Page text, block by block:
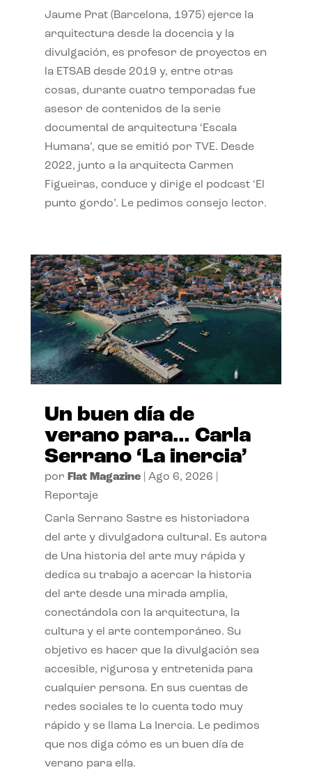
Jaume Prat (Barcelona, 1975) ejerce la
arquitectura desde la docencia y la
divulgación, es profesor de proyectos en
la ETSAB desde 2019 y, entre otras
cosas, durante cuatro temporadas fue
asesor de contenidos de la serie
documental de arquitectura ‘Escala
Humana’, que se emitió por TVE. Desde
2022, junto a la arquitecta Carmen
Figueiras, conduce y dirige el podcast ‘El
punto gordo’. Le pedimos consejo lector.
Un buen día de
verano para… Carla
Serrano ‘La inercia’
por Flat Magazine| Ago 6, 2026
Reportaje
Carla Serrano Sastre es historiadora
del arte y divulgadora cultural. Es autora
de Una historia del arte muy rápida y
dedica su trabajo a acercar la historia
del arte desde una mirada amplia,
conectándola con la arquitectura, la
cultura y el arte contemporáneo. Su
objetivo es hacer que la divulgación sea
accesible, rigurosa y entretenida para
cualquier persona. En sus cuentas de
redes sociales te lo cuenta todo muy
rápido y se llama La Inercia. Le pedimos
que nos diga cómo es un buen día de
verano para ella.